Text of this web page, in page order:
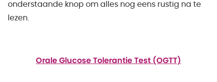
onderstaande knop om alles nog eens rustig na te
lezen.
Orale Glucose Tolerantie Test (OGTT)